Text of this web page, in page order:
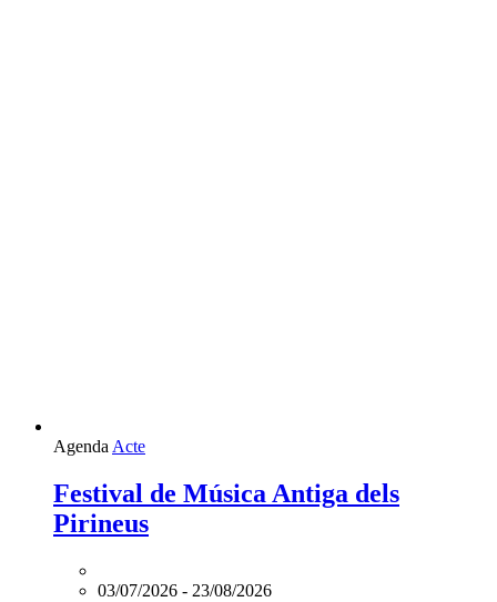
Agenda Acte
Festival de Música Antiga dels
Pirineus
03/07/2026 - 23/08/2026